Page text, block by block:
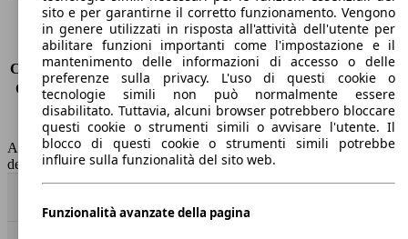
Emissioni di CO2*
-
Consumo (urbano)
-
Consumo (extra-urbano) -
Consumo (combinato)*
Classe di emissione
Euro 6
Capacità del serbatoio
52 l
AutoScout24 non si assume alcuna responsabilità per la correttezza
dei dati.
sito e per garantirne il corretto funzionamento. Vengono
in genere utilizzati in risposta all'attività dell'utente per
abilitare funzioni importanti come l'impostazione e il
mantenimento delle informazioni di accesso o delle
preferenze sulla privacy. L'uso di questi cookie o
tecnologie simili non può normalmente essere
disabilitato. Tuttavia, alcuni browser potrebbero bloccare
questi cookie o strumenti simili o avvisare l'utente. Il
blocco di questi cookie o strumenti simili potrebbe
influire sulla funzionalità del sito web.
Funzionalità avanzate della pagina